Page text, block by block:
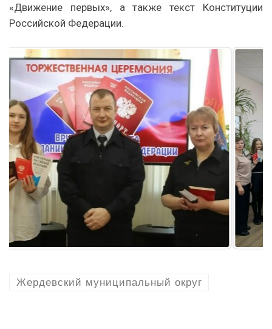
«Движение первых», а также текст Конституции
Российской Федерации.
Жердевский муниципальный округ